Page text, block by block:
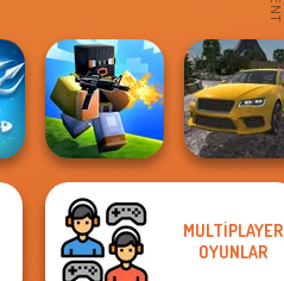
Poxel.io
Real Drift
Multiplayer
MULTIPLAYER
OYUNLAR